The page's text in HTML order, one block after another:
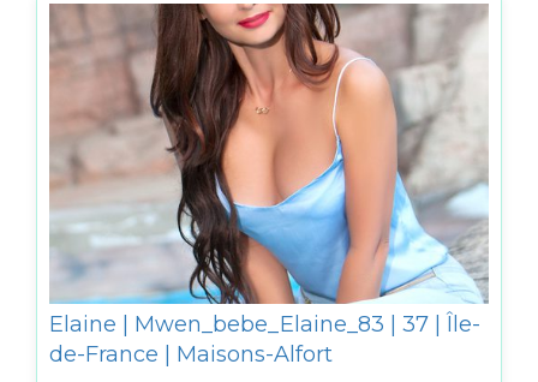
Elaine | Mwen_bebe_Elaine_83 | 37 | Île-
de-France | Maisons-Alfort